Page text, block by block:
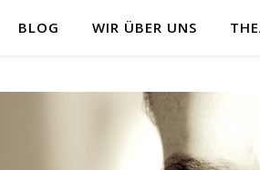
BLOG WIR ÜBER UNS